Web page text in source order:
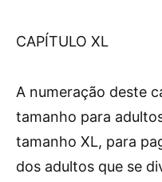
CAPÍTULO XL
A numeração deste
tamanho para
tamanho XL, para
dos adultos que se